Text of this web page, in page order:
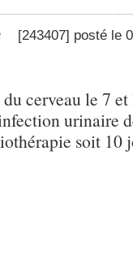
[243407] posté le
cerveau le 7
urinaire
soit 10